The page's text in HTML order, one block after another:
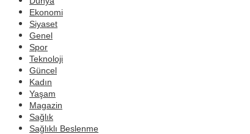
Ekonomi
Siyaset
Genel
Spor
Teknoloji
Güncel
Kadın
Yaşam
Magazin
Sağlık
Sağlıklı Beslenme